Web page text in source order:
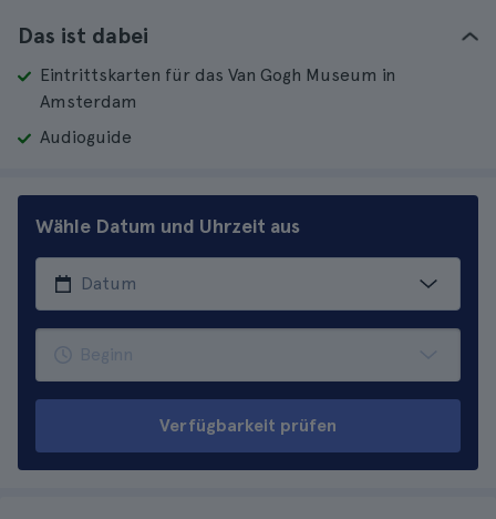
Das ist dabei
Eintrittskarten für das Van Gogh Museum in
Amsterdam
Audioguide
Wähle Datum und Uhrzeit aus
Verfügbarkeit prüfen